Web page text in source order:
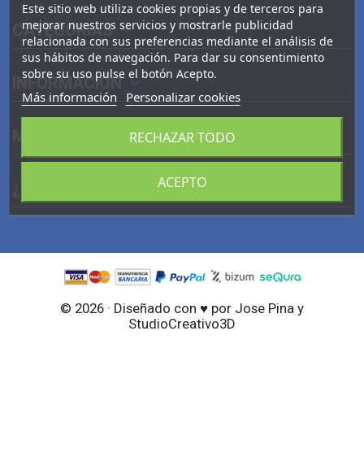
CATEGORIAS
INFORMACIÓN
Este sitio web utiliza cookies propias y de terceros para
mejorar nuestros servicios y mostrarle publicidad
relacionada con sus preferencias mediante el análisis de
sus hábitos de navegación. Para dar su consentimiento
sobre su uso pulse el botón Acepto.
Más información Personalizar cookies
RECHAZAR TODO
ACEPTO
© 2026 · Diseñado con ♥ por Jose Pina y
StudioCreativo3D